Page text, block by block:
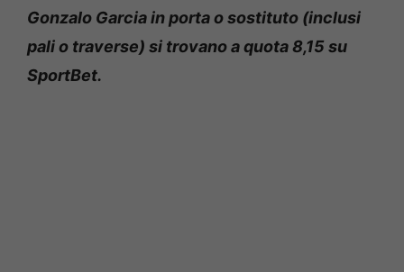
Gonzalo Garcia in porta o sostituto (inclusi
pali o traverse) si trovano a quota 8,15 su
SportBet.